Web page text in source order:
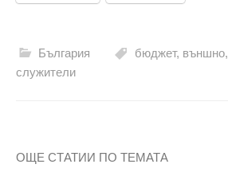
България бюджет, външно,
служители
ОЩЕ СТАТИИ ПО ТЕМАТА